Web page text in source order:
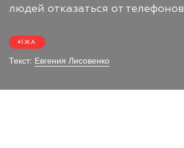
людей отказаться от телефонов
ЇЖА
Текст: Евгения Лисовенко